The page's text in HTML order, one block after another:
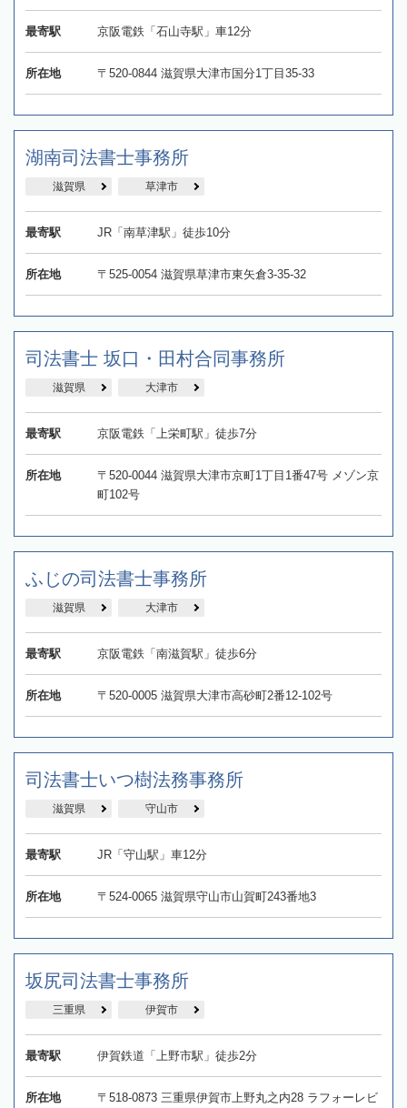
最寄駅 京阪電鉄「石山寺駅」車12分
所在地 〒520‐0844 滋賀県大津市国分1丁目35-33
湖南司法書士事務所
滋賀県 草津市
最寄駅 JR「南草津駅」徒歩10分
所在地 〒525-0054 滋賀県草津市東矢倉3-35-32
司法書士 坂口・田村合同事務所
滋賀県 大津市
最寄駅 京阪電鉄「上栄町駅」徒歩7分
所在地
〒520-0044 滋賀県大津市京町1丁目1番47号 メゾン京
町102号
ふじの司法書士事務所
滋賀県 大津市
最寄駅 京阪電鉄「南滋賀駅」徒歩6分
所在地 〒520-0005 滋賀県大津市高砂町2番12‐102号
司法書士いつ樹法務事務所
滋賀県 守山市
最寄駅 JR「守山駅」車12分
所在地 〒524-0065 滋賀県守山市山賀町243番地3
坂尻司法書士事務所
三重県 伊賀市
最寄駅 伊賀鉄道「上野市駅」徒歩2分
所在地
〒518-0873 三重県伊賀市上野丸之内28 ラフォーレビ